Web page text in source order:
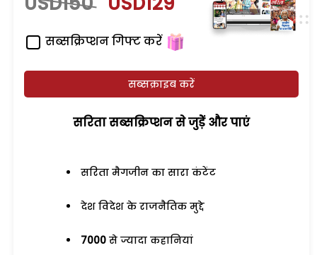
सब्सक्रिप्शन गिफ्ट करें
सब्सक्राइब करें
सरिता सब्सक्रिप्शन से जुड़ेें और पाएं
सरिता मैगजीन का सारा कंटेंट
देश विदेश के राजनैतिक मुद्दे
7000 से ज्यादा कहानियां